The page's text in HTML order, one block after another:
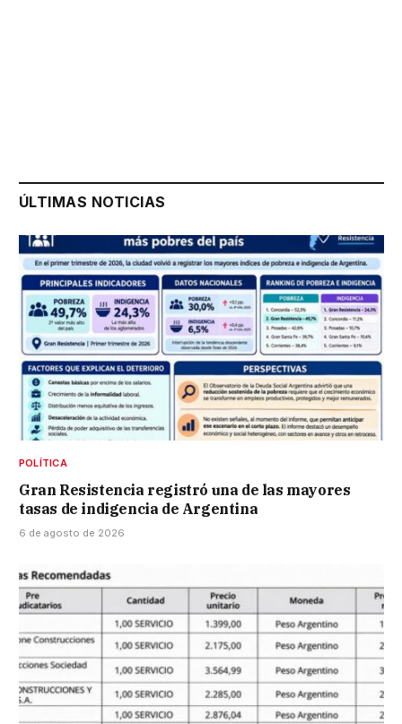
ÚLTIMAS NOTICIAS
POLÍTICA
Gran Resistencia registró una de las mayores
tasas de indigencia de Argentina
6 de agosto de 2026